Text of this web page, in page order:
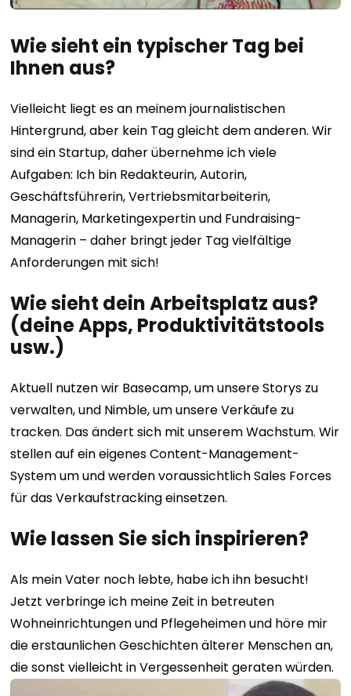
Wie sieht ein typischer Tag bei
Ihnen aus?
Vielleicht liegt es an meinem journalistischen
Hintergrund, aber kein Tag gleicht dem anderen. Wir
sind ein Startup, daher übernehme ich viele
Aufgaben: Ich bin Redakteurin, Autorin,
Geschäftsführerin, Vertriebsmitarbeiterin,
Managerin, Marketingexpertin und Fundraising-
Managerin – daher bringt jeder Tag vielfältige
Anforderungen mit sich!
Wie sieht dein Arbeitsplatz aus?
(deine Apps, Produktivitätstools
usw.)
Aktuell nutzen wir Basecamp, um unsere Storys zu
verwalten, und Nimble, um unsere Verkäufe zu
tracken. Das ändert sich mit unserem Wachstum. Wir
stellen auf ein eigenes Content-Management-
System um und werden voraussichtlich Sales Forces
für das Verkaufstracking einsetzen.
Wie lassen Sie sich inspirieren?
Als mein Vater noch lebte, habe ich ihn besucht!
Jetzt verbringe ich meine Zeit in betreuten
Wohneinrichtungen und Pflegeheimen und höre mir
die erstaunlichen Geschichten älterer Menschen an,
die sonst vielleicht in Vergessenheit geraten würden.